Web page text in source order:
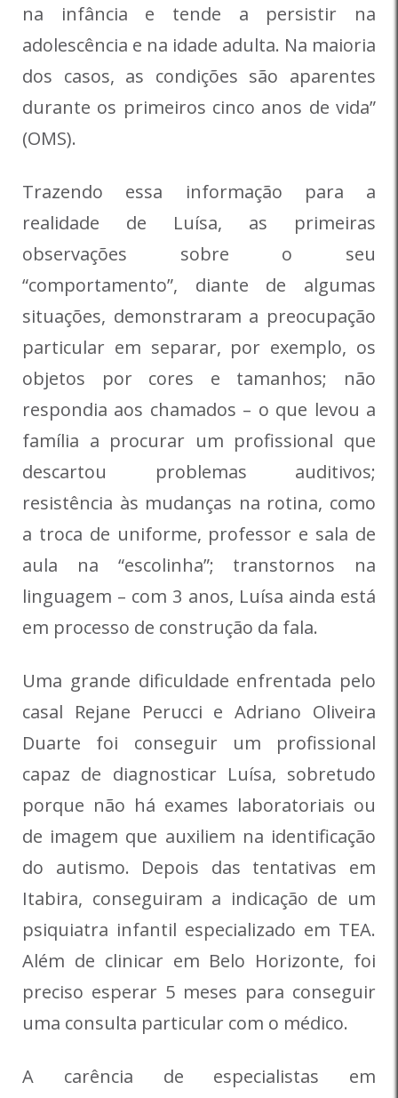
na infância e tende a persistir na
adolescência e na idade adulta. Na maioria
dos casos, as condições são aparentes
durante os primeiros cinco anos de vida”
(OMS).
Trazendo essa informação para a
realidade de Luísa, as primeiras
observações sobre o seu
“comportamento”, diante de algumas
situações, demonstraram a preocupação
particular em separar, por exemplo, os
objetos por cores e tamanhos; não
respondia aos chamados – o que levou a
família a procurar um profissional que
descartou problemas auditivos;
resistência às mudanças na rotina, como
a troca de uniforme, professor e sala de
aula na “escolinha”; transtornos na
linguagem – com 3 anos, Luísa ainda está
em processo de construção da fala.
Uma grande dificuldade enfrentada pelo
casal Rejane Perucci e Adriano Oliveira
Duarte foi conseguir um profissional
capaz de diagnosticar Luísa, sobretudo
porque não há exames laboratoriais ou
de imagem que auxiliem na identificação
do autismo. Depois das tentativas em
Itabira, conseguiram a indicação de um
psiquiatra infantil especializado em TEA.
Além de clinicar em Belo Horizonte, foi
preciso esperar 5 meses para conseguir
uma consulta particular com o médico.
A carência de especialistas em